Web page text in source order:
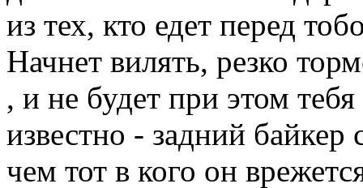
из тех, кто едет перед
Начнет вилять, резко
, и не будет при этом
известно - задний байкер
чем тот в кого он